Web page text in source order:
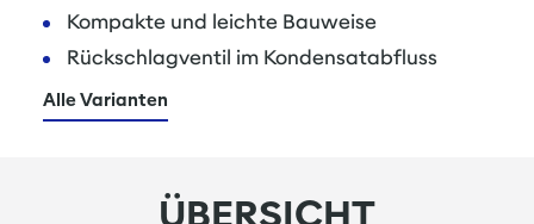
Kompakte und leichte Bauweise
Rückschlagventil im Kondensatabfluss
Alle Varianten